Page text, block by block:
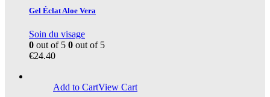
Gel Éclat Aloe Vera
Soin du visage
0 out of 5 0 out of 5
€24.40
Add to CartView Cart